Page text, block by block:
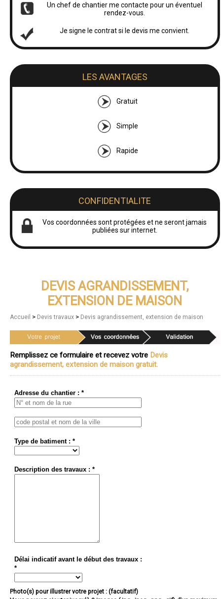
Un chef de chantier me contacte pour un éventuel
rendez-vous.
Je signe le contrat si le devis me convient.
LES AVANTAGES
Gratuit
Simple
Rapide
CONFIDENTIALITE
Vos coordonnées sont protégées et ne seront jamais
publiées sur internet.
DEVIS AGRANDISSEMENT,
EXTENSION DE MAISON
Accueil > Devis travaux > Devis agrandissement, extension de maison
Remplissez ce formulaire et recevez votre Devis
agrandissement, extension de maison gratuit.
Adresse du chantier : *
Type de batiment : *
Description des travaux : *
Délai indicatif avant le début des travaux :
*
Photo(s) pour illustrer votre projet : (facultatif)